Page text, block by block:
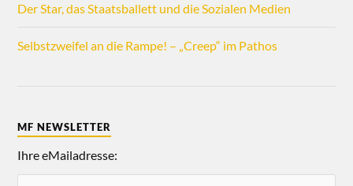
Der Star, das Staatsballett und die Sozialen Medien
Selbstzweifel an die Rampe! – „Creep“ im Pathos
MF NEWSLETTER
Ihre eMailadresse: